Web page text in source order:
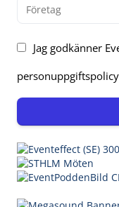
Jag godkänner
personuppgiftspolicy